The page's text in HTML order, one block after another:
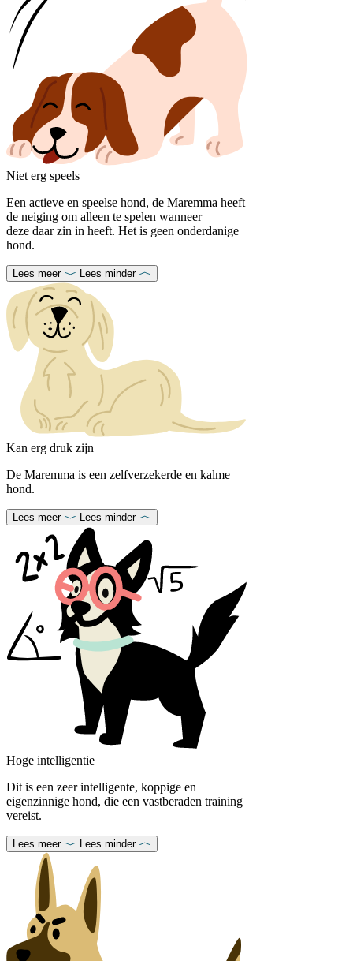
Niet erg speels
Een actieve en speelse hond, de Maremma heeft
de neiging om alleen te spelen wanneer
deze daar zin in heeft. Het is geen onderdanige
hond.
Lees meer Lees minder
Kan erg druk zijn
De Maremma is een zelfverzekerde en kalme
hond.
Lees meer Lees minder
Hoge intelligentie
Dit is een zeer intelligente, koppige en
eigenzinnige hond, die een vastberaden training
vereist.
Lees meer Lees minder